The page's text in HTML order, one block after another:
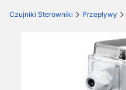
Czujniki Sterowniki Przepływy